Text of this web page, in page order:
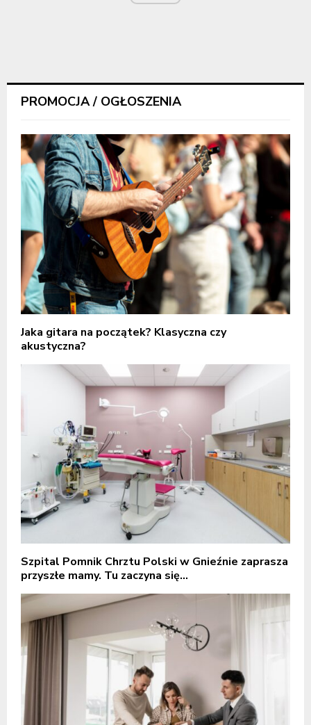
PROMOCJA / OGŁOSZENIA
Jaka gitara na początek? Klasyczna czy
akustyczna?
Szpital Pomnik Chrztu Polski w Gnieźnie zaprasza
przyszłe mamy. Tu zaczyna się...